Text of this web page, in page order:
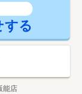
する
能店